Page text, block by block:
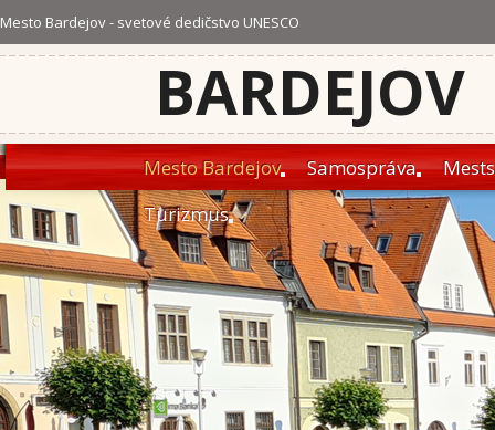
Mesto Bardejov - svetové dedičstvo UNESCO
BARDEJOV
Mesto Bardejov Samospráva
Turizmus